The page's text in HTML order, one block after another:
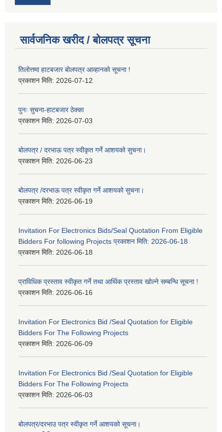
सार्वजनिक खरीद / बोलपत्र सूचना
तिलोत्तमा हाटबजार बोलपत्र आव्हानको सूचना !
प्रकाशन मिति: 2026-07-12
पुनः सुचना-हाटबजार ठेक्का
प्रकाशन मिति: 2026-07-03
बोलपत्र / दरभाऊ पत्र स्वीकृत गर्ने आशयको सुचना।
प्रकाशन मिति: 2026-06-23
बोलपत्र /दरभाऊ पत्र स्वीकृत गर्ने आशयको सुचना।
प्रकाशन मिति: 2026-06-19
Invitation For Electronics Bids/Seal Quotation From Eligible
Bidders For following Projects प्रकाशन मिति: 2026-06-18
प्रकाशन मिति: 2026-06-18
प्राविधिक प्रस्ताव स्वीकृत गर्ने तथा आर्थिक प्रस्ताव खोल्ने सम्बन्धि सूचना !
प्रकाशन मिति: 2026-06-16
Invitation For Electronics Bid /Seal Quotation for Eligible
Bidders For The Following Projects
प्रकाशन मिति: 2026-06-09
Invitation For Electronics Bid /Seal Quotation for Eligible
Bidders For The Following Projects
प्रकाशन मिति: 2026-06-03
बोलपत्र/दरभाउ पत्र स्वीकृत गर्ने आशयको सूचना।